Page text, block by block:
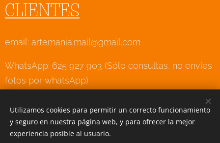
CLIENTES
email: artemania.mail@gmail.com
WhatsApp: 625 927 903 (Sólo consultas, no envíes
fotos por whatsApp)
Creado conWebnode Cookies
Utilizamos cookies para permitir un correcto funcionamiento
y seguro en nuestra página web, y para ofrecer la mejor
experiencia posible al usuario.